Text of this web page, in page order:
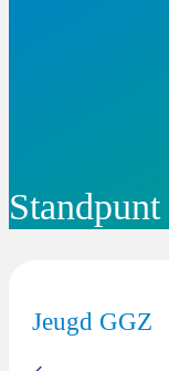
Standpunt
Jeugd GGZ